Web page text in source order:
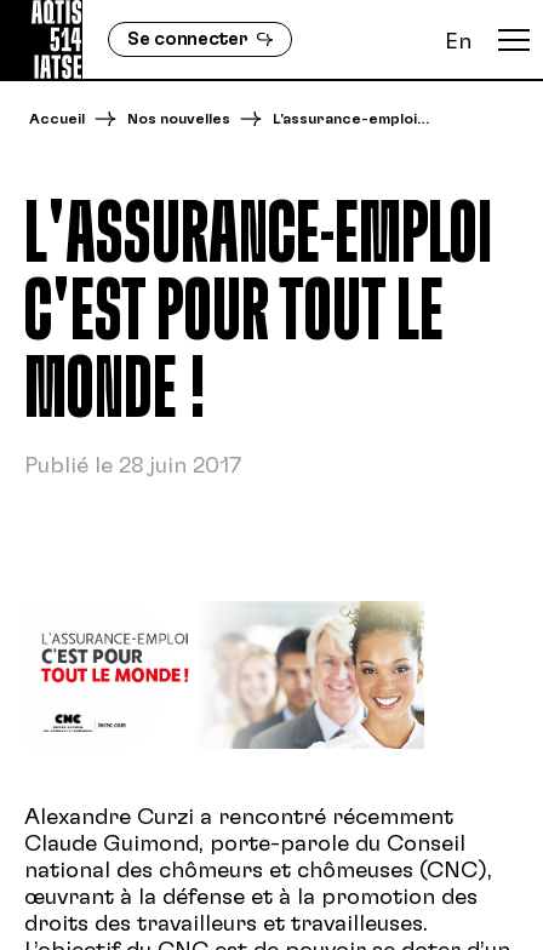
Se connecter En
Accueil Nos nouvelles L'assurance-emploi…
L'ASSURANCE-EMPLOI
C'EST POUR TOUT LE
MONDE !
Publié le 28 juin 2017
Alexandre Curzi a rencontré récemment
Claude Guimond, porte-parole du Conseil
national des chômeurs et chômeuses (CNC),
œuvrant à la défense et à la promotion des
droits des travailleurs et travailleuses.